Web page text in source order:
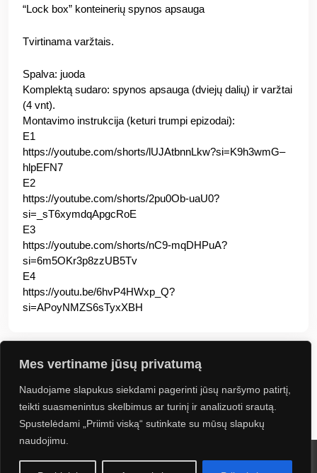
Mes vertiname jūsų privatumą
Naudojame slapukus siekdami pagerinti jūsų naršymo patirtį,
teikti suasmenintus skelbimus ar turinį ir analizuoti srautą.
Spustelėdami „Priimti viską“ sutinkate su mūsų slapukų
naudojimu.
“Lock box” konteinerių spynos apsauga
Tvirtinama varžtais.
Spalva: juoda
Komplektą sudaro: spynos apsauga (dviejų dalių) ir varžtai
(4 vnt).
Montavimo instrukcija (keturi trumpi epizodai):
E1
https://youtube.com/shorts/lUJAtbnnLkw?si=K9h3wmG–
hlpEFN7
E2
https://youtube.com/shorts/2pu0Ob-uaU0?
si=_sT6xymdqApgcRoE
E3
https://youtube.com/shorts/nC9-mqDHPuA?
si=6m5OKr3p8zzUB5Tv
E4
https://youtu.be/6hvP4HWxp_Q?
si=APoyNMZS6sTyxXBH
Jus gali sudominti
2024 UAB Kontineta. Visos teisės saugomos. Sprendimas: